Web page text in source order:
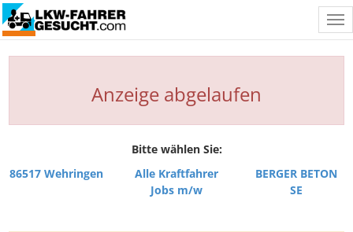
Anzeige abgelaufen
Bitte wählen Sie:
86517 Wehringen
Alle Kraftfahrer
Jobs m/w
BERGER BETON
SE